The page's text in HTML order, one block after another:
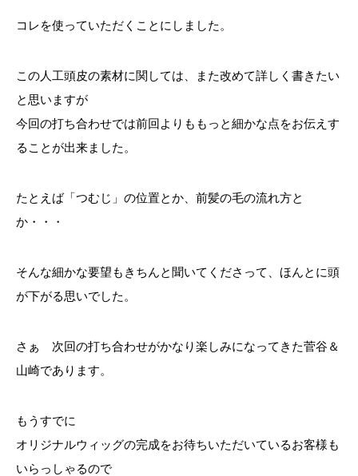
コレを使っていただくことにしました。
この人工頭皮の素材に関しては、また改めて詳しく書きたい
と思いますが
今回の打ち合わせでは前回よりももっと細かな点をお伝えす
ることが出来ました。
たとえば「つむじ」の位置とか、前髪の毛の流れ方と
か・・・
そんな細かな要望もきちんと聞いてくださって、ほんとに頭
が下がる思いでした。
さぁ 次回の打ち合わせがかなり楽しみになってきた菅谷＆
山崎であります。
もうすでに
オリジナルウィッグの完成をお待ちいただいているお客様も
いらっしゃるので